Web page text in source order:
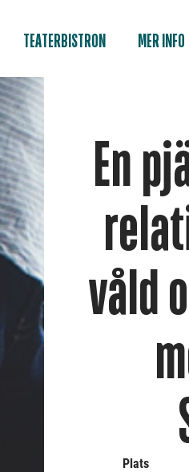
TEATERBISTRON MER INFO
En
våld
Plats